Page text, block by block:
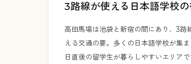
3路線が使える日本語学校
高田馬場は池袋と新宿の間にあり、3路
える交通の要。多くの日本語学校が集
日直後の留学生が暮らしやすいエリアで